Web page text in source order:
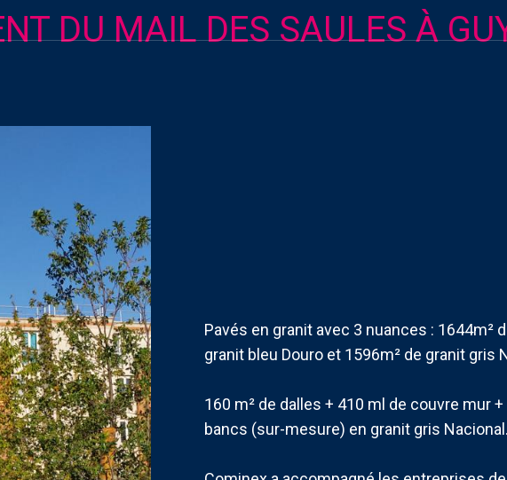
DU MAIL DES SAULES À
Pavés en granit avec 3 nuances : 1644m²
granit bleu Douro et 1596m² de granit gris
160 m² de dalles + 410 ml de couvre mur
bancs (sur-mesure) en granit gris Nacional.